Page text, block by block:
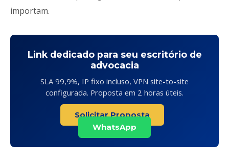
importam.
Link dedicado para seu escritório de
advocacia
SLA 99,9%, IP fixo incluso, VPN site-to-site
configurada. Proposta em 2 horas úteis.
Solicitar Proposta
WhatsApp